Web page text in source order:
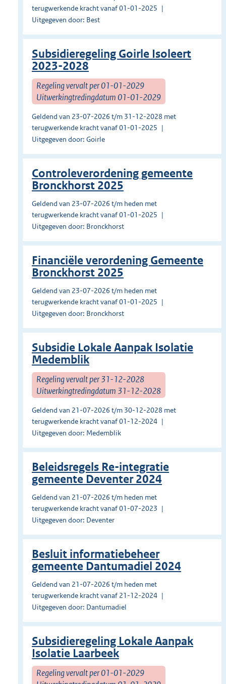
terugwerkende kracht vanaf 01-01-2025
Uitgegeven door: Best
Subsidieregeling Goirle Isoleert
2023-2028
Regeling vervalt per 01-01-2029
Uitwerkingtredingdatum 01-01-2029
Geldend van 23-07-2026 t/m 31-12-2028 met
terugwerkende kracht vanaf 01-01-2025
Uitgegeven door: Goirle
Controleverordening gemeente
Bronckhorst 2025
Geldend van 23-07-2026 t/m heden met
terugwerkende kracht vanaf 01-01-2025
Uitgegeven door: Bronckhorst
Financiële verordening Gemeente
Bronckhorst 2025
Geldend van 23-07-2026 t/m heden met
terugwerkende kracht vanaf 01-01-2025
Uitgegeven door: Bronckhorst
Subsidie Lokale Aanpak Isolatie
Medemblik
Regeling vervalt per 31-12-2028
Uitwerkingtredingdatum 31-12-2028
Geldend van 21-07-2026 t/m 30-12-2028 met
terugwerkende kracht vanaf 01-12-2024
Uitgegeven door: Medemblik
Beleidsregels Re-integratie
gemeente Deventer 2024
Geldend van 21-07-2026 t/m heden met
terugwerkende kracht vanaf 01-07-2023
Uitgegeven door: Deventer
Besluit informatiebeheer
gemeente Dantumadiel 2024
Geldend van 21-07-2026 t/m heden met
terugwerkende kracht vanaf 21-12-2024
Uitgegeven door: Dantumadiel
Subsidieregeling Lokale Aanpak
Isolatie Laarbeek
Regeling vervalt per 01-01-2029